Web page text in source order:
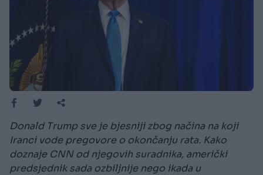
Donald Trump sve je bjesniji zbog načina na koji
Iranci vode pregovore o okončanju rata. Kako
doznaje CNN od njegovih suradnika, američki
predsjednik sada ozbiljnije nego ikada u